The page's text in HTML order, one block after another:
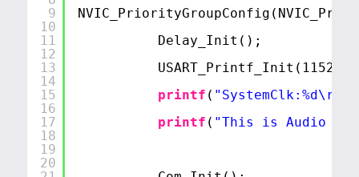
9
10
11
12
13
14
15
16
17
18
19
20
Delay_Init();
printf ( "SystemClk:%d\r\n"
printf ( "This is Audio